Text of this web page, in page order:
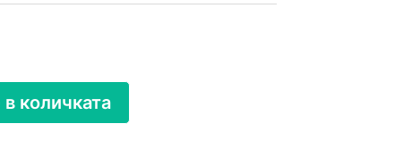
количката